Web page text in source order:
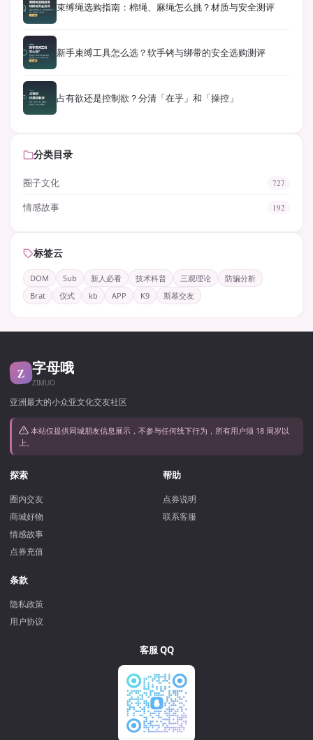
束缚绳选购指南：棉绳、麻绳怎么挑？材质与安全测评
新手束缚工具怎么选？软手铐与绑带的安全选购测评
占有欲还是控制欲？分清「在乎」和「操控」
分类目录
圈子文化 727
情感故事 192
标签云
DOM Sub 新人必看 技术科普 三观理论
防骗分析
Brat
仪式 kb APP K9 斯慕交友
Z 字母哦
ZIMUO
亚洲最大的小众亚文化交友社区
本站仅提供同城朋友信息展示，不参与任何线下行为，所有用户须 18 周岁以
上。
探索
圈内交友
商城好物
情感故事
点券充值
帮助
点券说明
联系客服
条款
隐私政策
用户协议
客服 QQ